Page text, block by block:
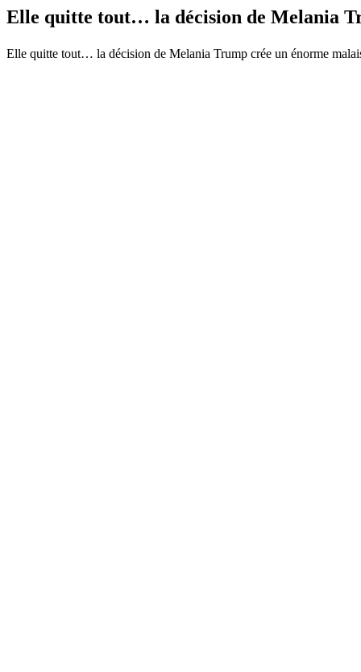
Elle quitte tout… la décision de Melania
Elle quitte tout… la décision de Melania Trump crée un énorme